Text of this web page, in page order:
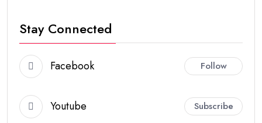
Stay Connected
Facebook Follow
Youtube Subscribe